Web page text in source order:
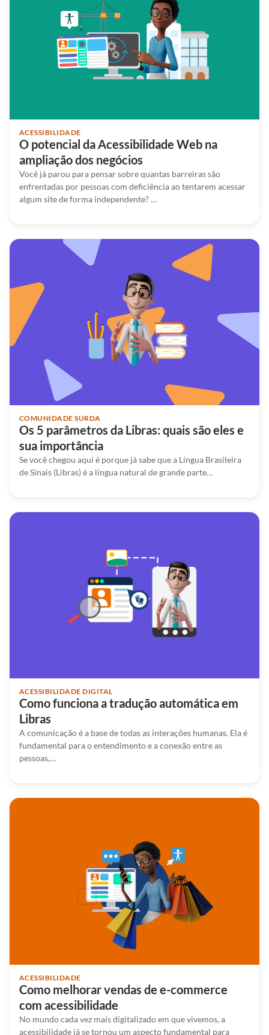
ACESSIBILIDADE
O potencial da Acessibilidade Web na
ampliação dos negócios
Você já parou para pensar sobre quantas barreiras são
enfrentadas por pessoas com deficiência ao tentarem acessar
algum site de forma independente? …
COMUNIDADE SURDA
Os 5 parâmetros da Libras: quais são eles e
sua importância
Se você chegou aqui é porque já sabe que a Língua Brasileira
de Sinais (Libras) é a língua natural de grande parte…
ACESSIBILIDADE DIGITAL
Como funciona a tradução automática em
Libras
A comunicação é a base de todas as interações humanas. Ela é
fundamental para o entendimento e a conexão entre as
pessoas,…
ACESSIBILIDADE
Como melhorar vendas de e-commerce
com acessibilidade
No mundo cada vez mais digitalizado em que vivemos, a
acessibilidade já se tornou um aspecto fundamental para